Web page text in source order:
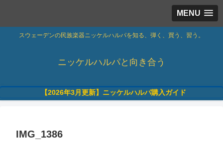
MENU
スウェーデンの民族楽器ニッケルハルパを知る、弾く、買う、習う。
ニッケルハルパと向き合う
【2026年3月更新】ニッケルハルパ購入ガイド
IMG_1386